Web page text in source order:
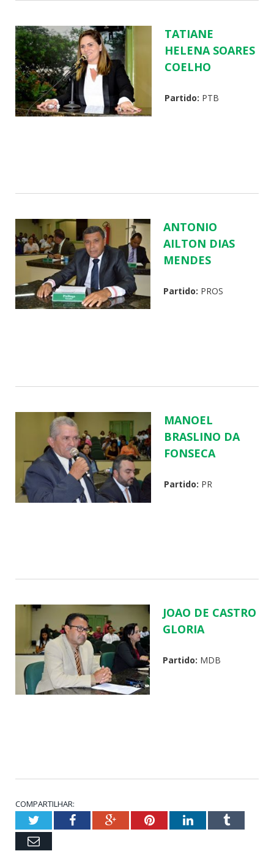
TATIANE
HELENA SOARES
COELHO
Partido: PTB
ANTONIO
AILTON DIAS
MENDES
Partido: PROS
MANOEL
BRASLINO DA
FONSECA
Partido: PR
JOAO DE CASTRO
GLORIA
Partido: MDB
COMPARTILHAR:
TwitterFacebookGoogle+PinterestLinkedInTumblr
Email